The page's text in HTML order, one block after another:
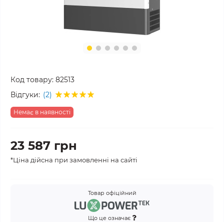
Код товару: 82513
Відгуки: (2)
Немає в наявності
23 587 грн
*Ціна дійсна при замовленні на сайті
Товар офіційний
Що це означає